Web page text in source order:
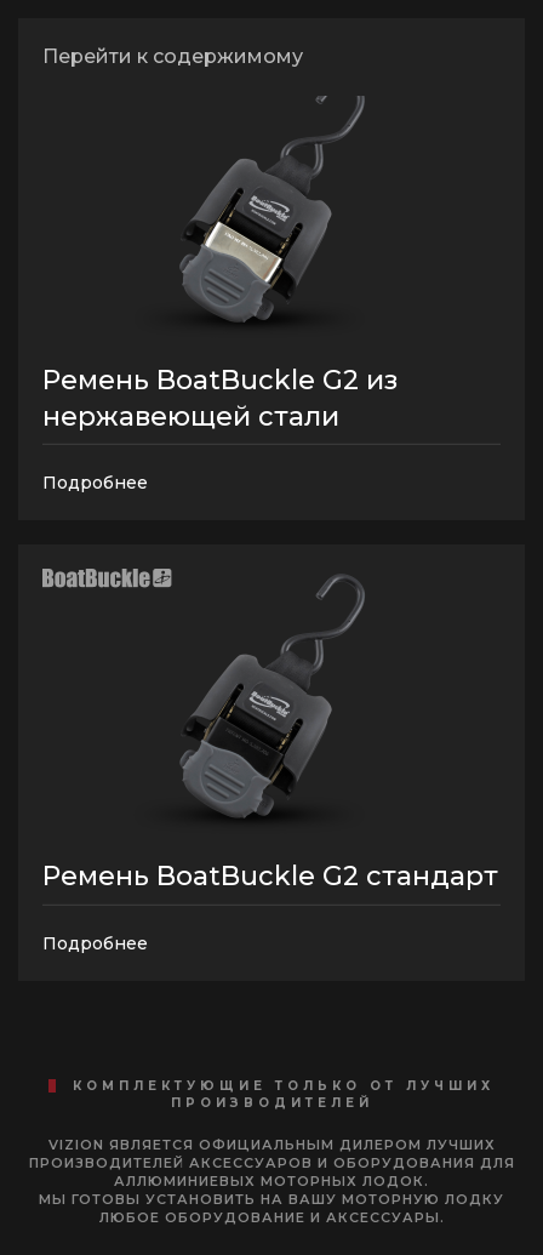
Перейти к содержимому
Ремни крепления
Ремень BoatBuckle G2 из
нержавеющей стали
Подробнее
Ремень BoatBuckle G2 стандарт
Подробнее
КОМПЛЕКТУЮЩИЕ ТОЛЬКО ОТ ЛУЧШИХ
ПРОИЗВОДИТЕЛЕЙ
VIZION ЯВЛЯЕТСЯ ОФИЦИАЛЬНЫМ ДИЛЕРОМ ЛУЧШИХ
ПРОИЗВОДИТЕЛЕЙ АКСЕССУАРОВ И ОБОРУДОВАНИЯ ДЛЯ
АЛЛЮМИНИЕВЫХ МОТОРНЫХ ЛОДОК.
МЫ ГОТОВЫ УСТАНОВИТЬ НА ВАШУ МОТОРНУЮ ЛОДКУ
ЛЮБОЕ ОБОРУДОВАНИЕ И АКСЕССУАРЫ.